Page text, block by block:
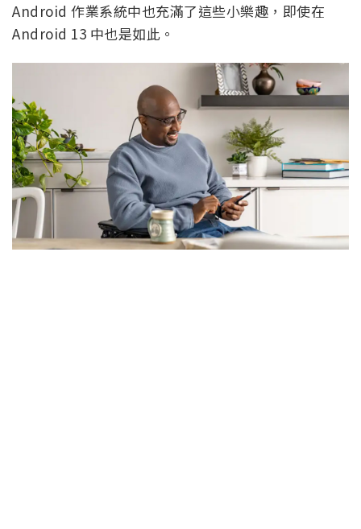
Android 作業系統中也充滿了這些小樂趣，即使在
Android 13 中也是如此。